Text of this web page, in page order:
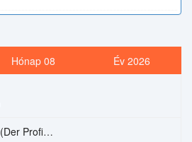
Hónap 08 Év 2026
Le-Professionnel (Der Profi) – Chi Mai